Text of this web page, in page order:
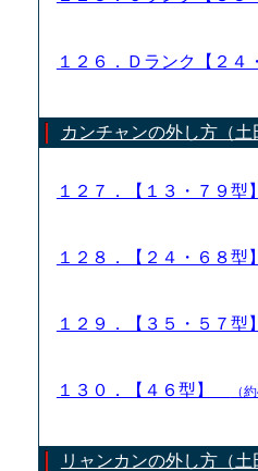
１２６．Ｄランク【２
カンチャンの外し方（土
１２７．【１３・７９
１２８．【２４・６８
１２９．【３５・５７
１３０．【４６型】 （
リャンカンの外し方（土